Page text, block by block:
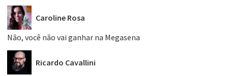
Caroline Rosa
Não, você não vai ganhar na Megasena
Ricardo Cavallini